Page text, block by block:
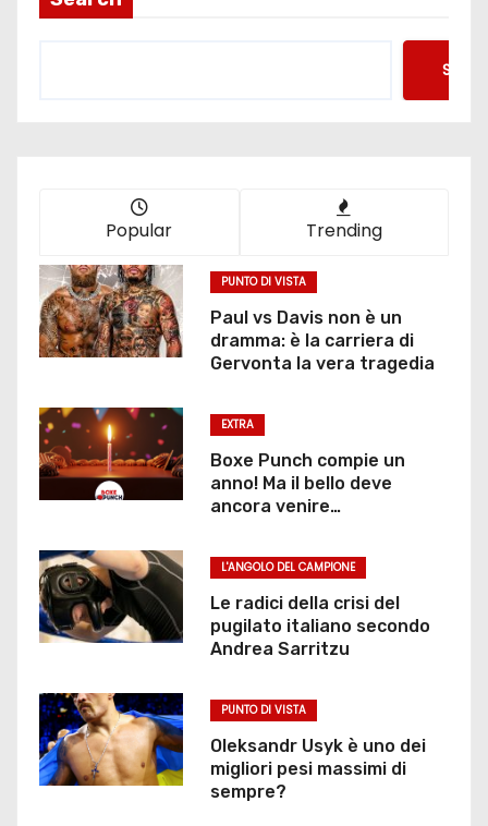
Popular Trending
PUNTO DI VISTA
Paul vs Davis non è un
dramma: è la carriera di
Gervonta la vera tragedia
EXTRA
Boxe Punch compie un
anno! Ma il bello deve
ancora venire…
L'ANGOLO DEL CAMPIONE
Le radici della crisi del
pugilato italiano secondo
Andrea Sarritzu
PUNTO DI VISTA
Oleksandr Usyk è uno dei
migliori pesi massimi di
sempre?